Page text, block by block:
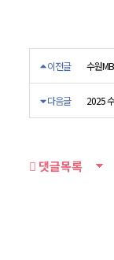
이전글 수원
다음글 2025
댓글목록